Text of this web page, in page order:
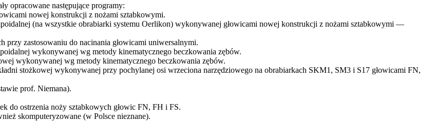
opracowane następujące programy:
nowej konstrukcji z nożami sztabkowymi.
(na wszystkie obrabiarki systemu Oerlikon) wykonywanej głowicami nowej konstrukcji z nożami sztabkowymi —
zastosowaniu do nacinania głowicami uniwersalnymi.
wykonywanej wg metody kinematycznego beczkowania zębów.
wykonywanej wg metody kinematycznego beczkowania zębów.
stożkowej wykonywanej przy pochylanej osi wrzeciona narzędziowego na obrabiarkach SKM1, SM3 i S17 głowicami FN,
prof. Niemana).
do ostrzenia noży sztabkowych głowic FN, FH i FS.
skomputeryzowane (w Polsce nieznane).